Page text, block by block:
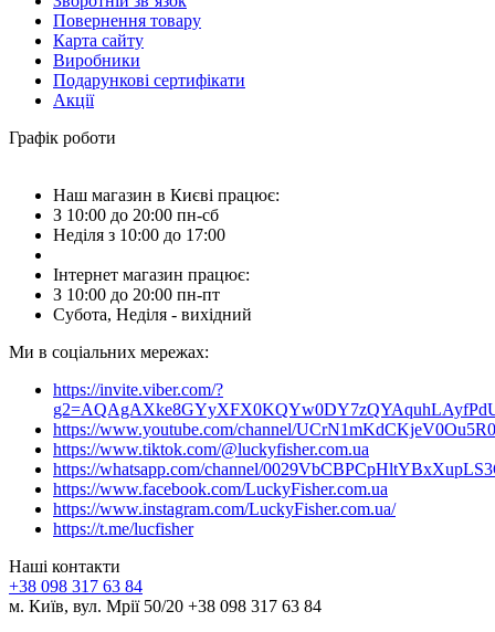
Повернення товару
Карта сайту
Виробники
Подарункові сертифікати
Акції
Графік роботи
Наш магазин в Києві працює:
З 10:00 до 20:00 пн-сб
Неділя з 10:00 до 17:00
Інтернет магазин працює:
З 10:00 до 20:00 пн-пт
Субота, Неділя - вихідний
Ми в соціальних мережах:
https://invite.viber.com/?
https://www.youtube.com/channel/
https://www.tiktok.com/@luckyfisher.com.ua
https://whatsapp.com/channel/
https://www.facebook.com/LuckyFisher.com.ua
https://www.instagram.com/LuckyFisher.com.ua/
https://t.me/lucfisher
Наші контакти
+38 098 317 63 84
м. Київ, вул. Мрії 50/20 +38 098 317 63 84